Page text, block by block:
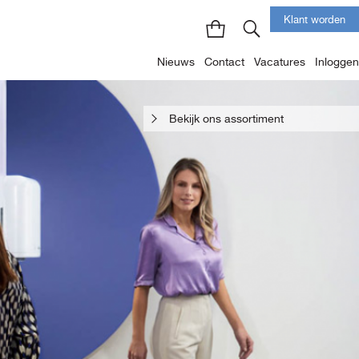
Nieuws Contact Vacatures Inloggen
Klant worden
Bekijk ons assortiment